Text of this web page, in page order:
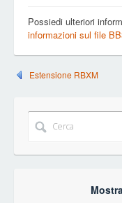
Possiedi ulteriori
informazioni sul file
Estensione RBXM